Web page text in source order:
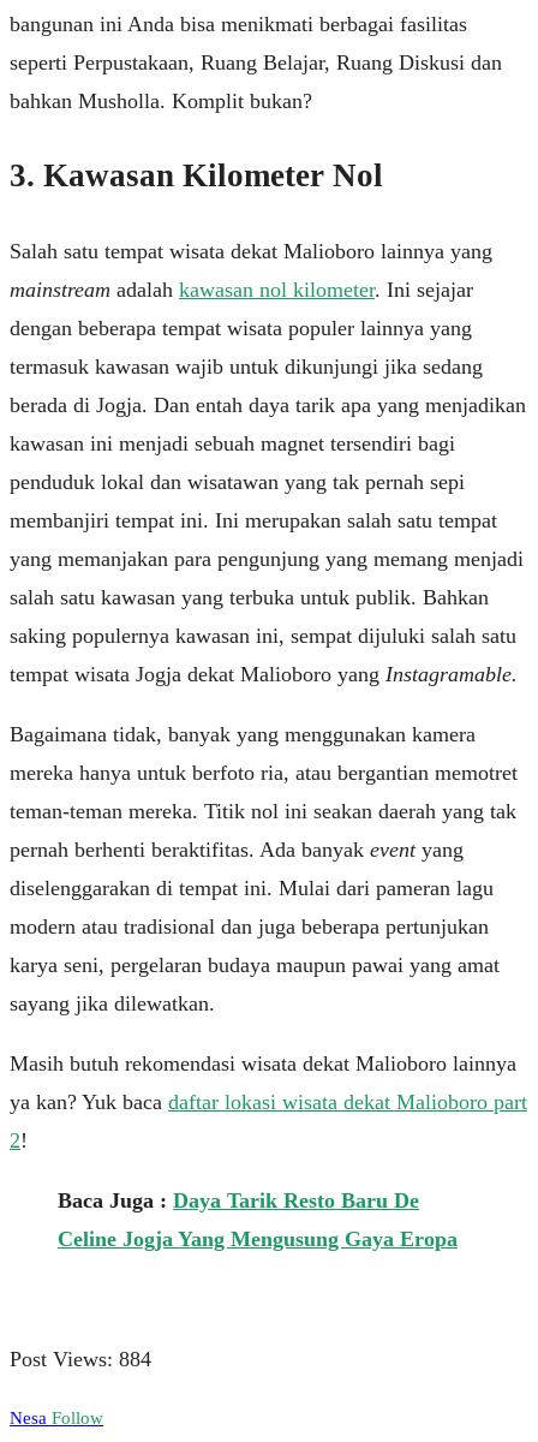
bangunan ini Anda bisa menikmati berbagai fasilitas
seperti Perpustakaan, Ruang Belajar, Ruang Diskusi dan
bahkan Musholla. Komplit bukan?
3. Kawasan Kilometer Nol
Salah satu tempat wisata dekat Malioboro lainnya yang
mainstream adalah kawasan nol kilometer. Ini sejajar
dengan beberapa tempat wisata populer lainnya yang
termasuk kawasan wajib untuk dikunjungi jika sedang
berada di Jogja. Dan entah daya tarik apa yang menjadikan
kawasan ini menjadi sebuah magnet tersendiri bagi
penduduk lokal dan wisatawan yang tak pernah sepi
membanjiri tempat ini. Ini merupakan salah satu tempat
yang memanjakan para pengunjung yang memang menjadi
salah satu kawasan yang terbuka untuk publik. Bahkan
saking populernya kawasan ini, sempat dijuluki salah satu
tempat wisata Jogja dekat Malioboro yang Instagramable.
Bagaimana tidak, banyak yang menggunakan kamera
mereka hanya untuk berfoto ria, atau bergantian memotret
teman-teman mereka. Titik nol ini seakan daerah yang tak
pernah berhenti beraktifitas. Ada banyak eventyang
diselenggarakan di tempat ini. Mulai dari pameran lagu
modern atau tradisional dan juga beberapa pertunjukan
karya seni, pergelaran budaya maupun pawai yang amat
sayang jika dilewatkan.
Masih butuh rekomendasi wisata dekat Malioboro lainnya
ya kan? Yuk baca daftar lokasi wisata dekat Malioboro part
2!
Baca Juga : Daya Tarik Resto Baru De
Celine Jogja Yang Mengusung Gaya Eropa
Post Views: 884
Nesa Follow